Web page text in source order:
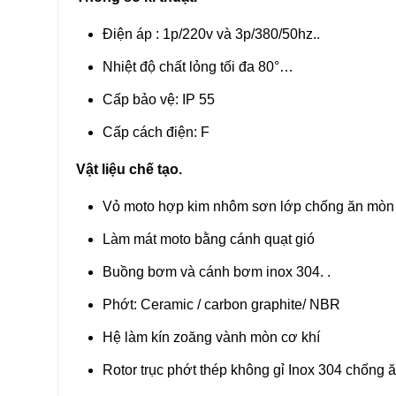
Điện áp : 1p/220v và 3p/380/50hz..
Nhiệt độ chất lỏng tối đa 80°…
Cấp bảo vệ: IP 55
Cấp cách điện: F
Vật liệu chế tạo.
Vỏ moto hợp kim nhôm sơn lớp chống ăn mòn
Làm mát moto bằng cánh quạt gió
Buồng bơm và cánh bơm inox 304. .
Phớt: Ceramic / carbon graphite/ NBR
Hệ làm kín zoăng vành mòn cơ khí
Rotor trục phớt thép không gỉ Inox 304 chống